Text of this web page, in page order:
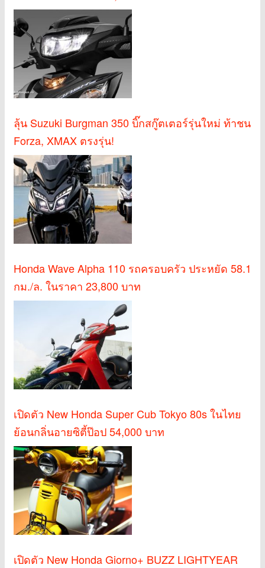
ลุ้น Suzuki Burgman 350 บิ๊กสกู๊ตเตอร์รุ่นใหม่ ท้าชน
Forza, XMAX ตรงรุ่น!
Honda Wave Alpha 110 รถครอบครัว ประหยัด 58.1
กม./ล. ในราคา 23,800 บาท
เปิดตัว New Honda Super Cub Tokyo 80s ในไทย
ย้อนกลิ่นอายซิตี้ป๊อป 54,000 บาท
เปิดตัว New Honda Giorno+ BUZZ LIGHTYEAR